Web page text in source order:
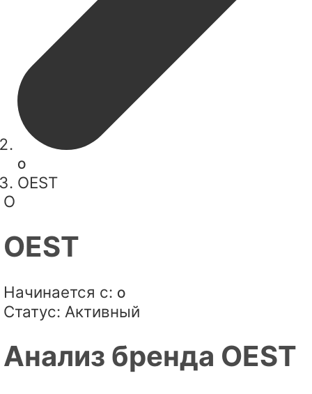
O
OEST
O
OEST
Начинается с: O
Статус: Активный
Анализ бренда OEST